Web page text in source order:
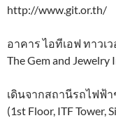
http://www.git.or.th/
อาคาร ไอทีเอฟ ทาวเ
The Gem and Jewelry
เดินจากสถานีรถไฟฟ้
(1st Floor, ITF Tower,